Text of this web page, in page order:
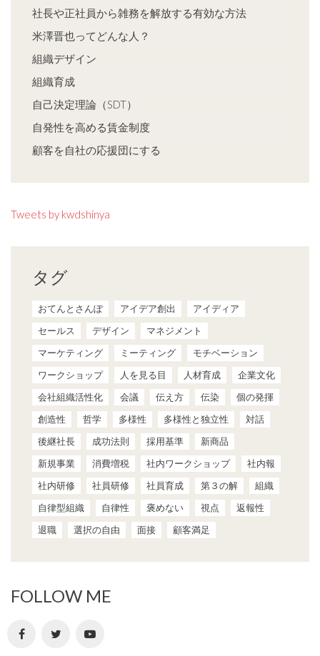
社長や正社員から雑務を解放する有効な方法
米澤晋也ってどんな人？
組織デザイン
組織育成
自己決定理論（SDT）
自発性を高める賃金制度
顧客を自社の応援団にする
Tweets by kwdshinya
タグ
おてんとさんぽ アイデア創出
アイディア
セールス
デザイン
マネジメント
マーケティング
ミーティング
モチベーション
ワークショップ
人を見る目 人材育成
企業文化
会社組織活性化
会議 伝え方 伝染
個の発揮
創造性
哲学 多様性 多様性と独立性
対話
後継社長
成功法則 採用基準
新商品
新規事業
消費増税 社内ワークショップ
社内報
社内研修
社員研修 社員育成 第３の解
組織
自律型組織
自律性 褒めない 視点
返報性
退職
選択の自由 面接 顧客満足
FOLLOW ME